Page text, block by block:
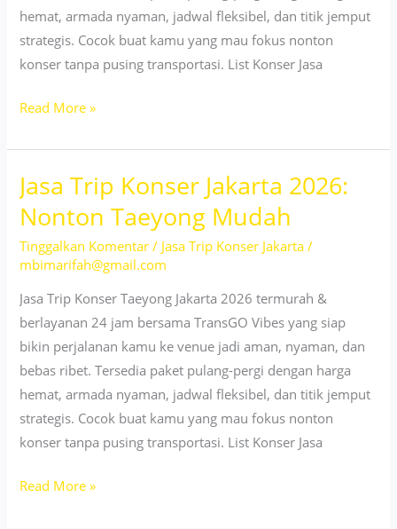
hemat, armada nyaman, jadwal fleksibel, dan titik jemput
strategis. Cocok buat kamu yang mau fokus nonton
konser tanpa pusing transportasi. List Konser Jasa
Jasa
Konser
Jakarta
2026
untuk
Event
Kahitna
Read More »
Jasa Trip Konser Jakarta 2026:
Nonton Taeyong Mudah
Tinggalkan Komentar / Jasa Trip Konser Jakarta /
mbimarifah@gmail.com
Jasa Trip Konser Taeyong Jakarta 2026 termurah &
berlayanan 24 jam bersama TransGO Vibes yang siap
bikin perjalanan kamu ke venue jadi aman, nyaman, dan
bebas ribet. Tersedia paket pulang-pergi dengan harga
hemat, armada nyaman, jadwal fleksibel, dan titik jemput
strategis. Cocok buat kamu yang mau fokus nonton
konser tanpa pusing transportasi. List Konser Jasa
Jasa
Read More »